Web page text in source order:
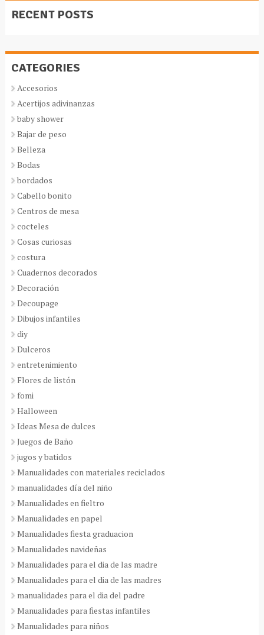
RECENT POSTS
CATEGORIES
Accesorios
Acertijos adivinanzas
baby shower
Bajar de peso
Belleza
Bodas
bordados
Cabello bonito
Centros de mesa
cocteles
Cosas curiosas
costura
Cuadernos decorados
Decoración
Decoupage
Dibujos infantiles
diy
Dulceros
entretenimiento
Flores de listón
fomi
Halloween
Ideas Mesa de dulces
Juegos de Baño
jugos y batidos
Manualidades con materiales reciclados
manualidades día del niño
Manualidades en fieltro
Manualidades en papel
Manualidades fiesta graduacion
Manualidades navideñas
Manualidades para el dia de las madre
Manualidades para el dia de las madres
manualidades para el dia del padre
Manualidades para fiestas infantiles
Manualidades para niños